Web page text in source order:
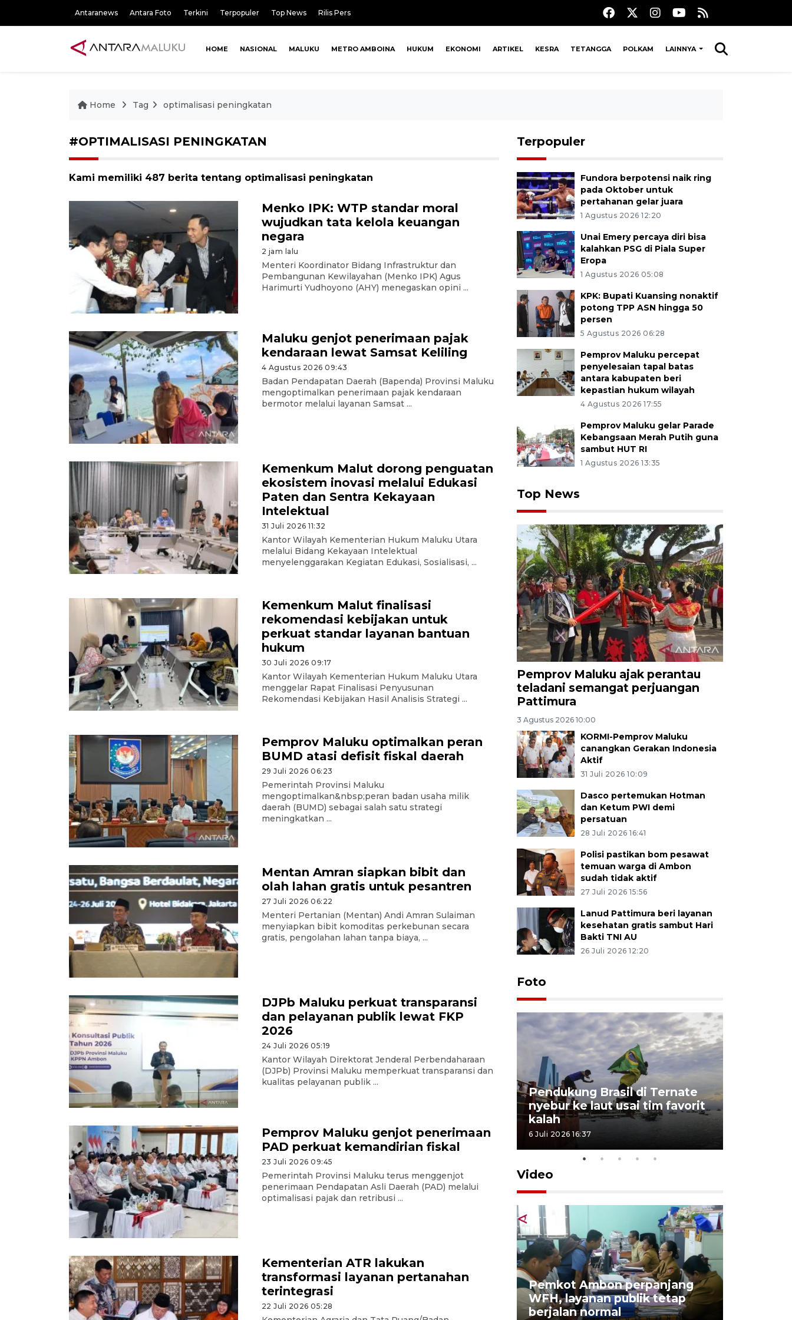
Antaranews Antara Foto Terkini Terpopuler Top News Rilis Pers
HOME NASIONAL MALUKU METRO AMBOINA HUKUM EKONOMI ARTIKEL KESRA TETANGGA POLKAM LAINNYA
Home Tag optimalisasi peningkatan
#OPTIMALISASI PENINGKATAN
Kami memiliki 487 berita tentang optimalisasi peningkatan
Menko IPK: WTP standar moral
wujudkan tata kelola keuangan
negara
2 jam lalu
Menteri Koordinator Bidang Infrastruktur dan
Pembangunan Kewilayahan (Menko IPK) Agus
Harimurti Yudhoyono (AHY) menegaskan opini ...
Maluku genjot penerimaan pajak
kendaraan lewat Samsat Keliling
4 Agustus 2026 09:43
Badan Pendapatan Daerah (Bapenda) Provinsi Maluku
mengoptimalkan penerimaan pajak kendaraan
bermotor melalui layanan Samsat ...
Kemenkum Malut dorong penguatan
ekosistem inovasi melalui Edukasi
Paten dan Sentra Kekayaan
Intelektual
31 Juli 2026 11:32
Kantor Wilayah Kementerian Hukum Maluku Utara
melalui Bidang Kekayaan Intelektual
menyelenggarakan Kegiatan Edukasi, Sosialisasi, ...
Kemenkum Malut finalisasi
rekomendasi kebijakan untuk
perkuat standar layanan bantuan
hukum
30 Juli 2026 09:17
Kantor Wilayah Kementerian Hukum Maluku Utara
menggelar Rapat Finalisasi Penyusunan
Rekomendasi Kebijakan Hasil Analisis Strategi ...
Pemprov Maluku optimalkan peran
BUMD atasi defisit fiskal daerah
29 Juli 2026 06:23
Pemerintah Provinsi Maluku
mengoptimalkan&nbsp;peran badan usaha milik
daerah (BUMD) sebagai salah satu strategi
meningkatkan ...
Mentan Amran siapkan bibit dan
olah lahan gratis untuk pesantren
27 Juli 2026 06:22
Menteri Pertanian (Mentan) Andi Amran Sulaiman
menyiapkan bibit komoditas perkebunan secara
gratis, pengolahan lahan tanpa biaya, ...
DJPb Maluku perkuat transparansi
dan pelayanan publik lewat FKP
2026
24 Juli 2026 05:19
Kantor Wilayah Direktorat Jenderal Perbendaharaan
(DJPb) Provinsi Maluku memperkuat transparansi dan
kualitas pelayanan publik ...
Pemprov Maluku genjot penerimaan
PAD perkuat kemandirian fiskal
23 Juli 2026 09:45
Pemerintah Provinsi Maluku terus menggenjot
penerimaan Pendapatan Asli Daerah (PAD) melalui
optimalisasi pajak dan retribusi ...
Kementerian ATR lakukan
transformasi layanan pertanahan
terintegrasi
22 Juli 2026 05:28
Terpopuler
Fundora berpotensi naik ring
pada Oktober untuk
pertahanan gelar juara
1 Agustus 2026 12:20
Unai Emery percaya diri bisa
kalahkan PSG di Piala Super
Eropa
1 Agustus 2026 05:08
KPK: Bupati Kuansing nonaktif
potong TPP ASN hingga 50
persen
5 Agustus 2026 06:28
Pemprov Maluku percepat
penyelesaian tapal batas
antara kabupaten beri
kepastian hukum wilayah
4 Agustus 2026 17:55
Pemprov Maluku gelar Parade
Kebangsaan Merah Putih guna
sambut HUT RI
1 Agustus 2026 13:35
Top News
Pemprov Maluku ajak perantau
teladani semangat perjuangan
Pattimura
3 Agustus 2026 10:00
KORMI-Pemprov Maluku
canangkan Gerakan Indonesia
Aktif
31 Juli 2026 10:09
Dasco pertemukan Hotman
dan Ketum PWI demi
persatuan
28 Juli 2026 16:41
Polisi pastikan bom pesawat
temuan warga di Ambon
sudah tidak aktif
27 Juli 2026 15:56
Lanud Pattimura beri layanan
kesehatan gratis sambut Hari
Bakti TNI AU
26 Juli 2026 12:20
Foto
5 Mei 2026 05:32
Pendukung Brasil di Ternate
nyebur ke laut usai tim favorit
kalah
6 Juli 2026 16:37
Video
Ambon ajak semua pihak buka
ruang pada anak di lembaga
pembinaan
Pemkot Ambon perpanjang
WFH, layanan publik tetap
berjalan normal